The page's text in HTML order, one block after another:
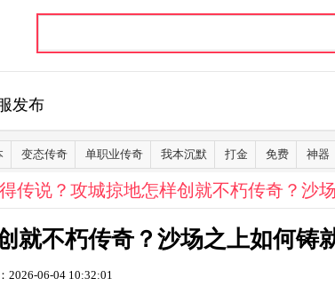
发布
变态传奇 单职业传奇 我本沉默 打金 免费 神器
传说？攻城掠地怎样创就不朽传奇？沙
就不朽传奇？沙场之上如何铸
2026-06-04 10:32:01